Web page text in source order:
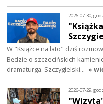
2026-07-30,
W "Książce na lato" dziś
Będzie o szczecińskich
dramaturga. Szczygielski… »
2026-07-29,